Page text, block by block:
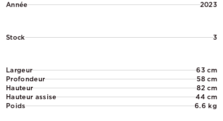
Année
2023
Stock 3
Largeur
63 cm
Profondeur
58 cm
Hauteur
82 cm
Hauteur assise
44 cm
Poids
6.6 kg